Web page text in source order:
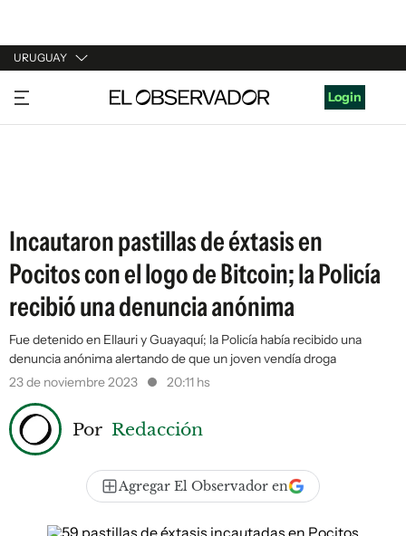
URUGUAY
URUGUAY
ARGENTINA
Login
Incautaron pastillas de éxtasis en
Pocitos con el logo de Bitcoin; la Policía
recibió una denuncia anónima
Fue detenido en Ellauri y Guayaquí; la Policía había recibido una
denuncia anónima alertando de que un joven vendía droga
23 de noviembre 2023
20:11 hs
Por Redacción
Agregar El Observador en